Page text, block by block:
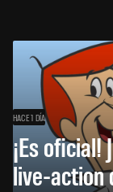
HACE 1 DÍA
¡Es oficial!
live-action